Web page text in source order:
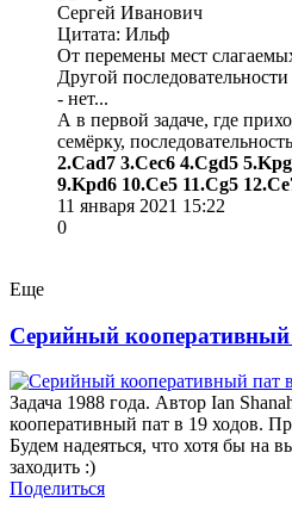
Сергей Иванович
Цитата: Ильф
От перемены мест
Другой
- нет...
А в первой задаче, где
семёрку,
2.Сad7 3.Сec6 4.Сgd5
9.Kрd6 10.Сe5 11.Сg5
11 января 2021 15:22
0
Еще
Серийный кооперативный
Задача 1988 года. Автор Ian
кооперативный пат в 19 ходов.
Будем надеяться, что хотя бы на
заходить :)
Поделиться